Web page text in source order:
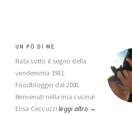
barra
laterale
primaria
UN PÒ DI ME
Nata sotto il segno della
vendemmia 1981.
Foodblogger dal 2008.
Benvenuti nella mia cucina!
Elisa Ceccuzzileggi altro →